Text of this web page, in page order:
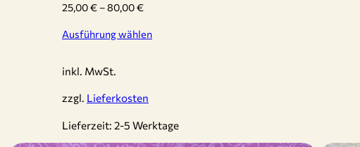
25,00€ –80,00€
Ausführung wählen
inkl. MwSt.
zzgl. Lieferkosten
Lieferzeit: 2-5 Werktage